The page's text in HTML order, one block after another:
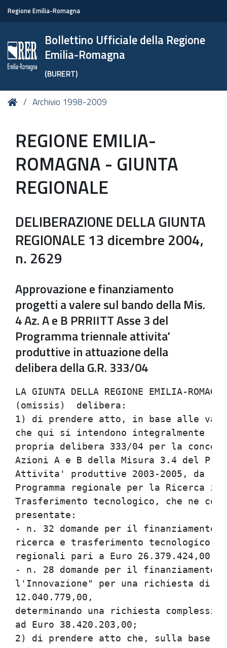
Regione Emilia-Romagna
Bollettino Ufficiale della Regione
Emilia-Romagna
(BURERT)
Tu HomeArchivio 1998-2009
REGIONE EMILIA-
ROMAGNA - GIUNTA
REGIONALE
DELIBERAZIONE DELLA GIUNTA
REGIONALE 13 dicembre 2004,
n. 2629
Approvazione e finanziamento
progetti a valere sul bando della Mis.
4 Az. A e B PRRIITT Asse 3 del
Programma triennale attivita'
produttive in attuazione della
delibera della G.R. 333/04
LA GIUNTA DELLA REGIONE EMILIA-ROMAGNA                                          
(omissis)  delibera:                                                            
1) di prendere atto, in base alle valutazioni indicate in premessa,             
che qui si intendono integralmente riportate, che in attuazione della           
propria delibera 333/04 per la concessione delle agevolazioni delle             
Azioni A e B della Misura 3.4 del Programma triennale per le                    
Attivita' produttive 2003-2005, da realizzare nel quadro del                    
Programma regionale per la Ricerca industriale, l'Innovazione e il              
Trasferimento tecnologico, che ne costituisce l'Asse 3, sono state              
presentate:                                                                     
- n. 32 domande per il finanziamento di progetti di "Laboratorio di             
ricerca e trasferimento tecnologico", per una richiesta di contributi           
regionali pari a Euro 26.379.424,00;                                            
- n. 28 domande per il finanziamento di progetti di "Centro per                 
l'Innovazione" per una richiesta di contributi regionali pari a Euro            
12.040.779,00,                                                                  
determinando una richiesta complessiva di contributi regionali pari             
ad Euro 38.420.203,00;                                                          
2) di prendere atto che, sulla base della documentazione trasmessa              
dal Comitato degli Esperti in merito alla valutazione effettuata,               
delle istruttorie svolte dagli uffici regionali, dei protocolli con             
le Province di Ferrara, Ravenna e Reggio Emilia per realizzare i 3              
progetti di "Laboratorio" e i 2 progetti di "Centro" indicati in                
premessa con finanziamenti Obiettivo 2, risultano ammissibili a                 
finanziamento:                                                                  
- n. 21 progetti di "Laboratorio di ricerca e trasferimento                     
tecnologico" a valere sull'Azione A, per un importo finanziabile pari           
a Euro 15.470.567,20;                                                           
- n. 20 progetti di "Centro per l'Innovazione" a valere sull'Azione             
B, per un importo finanziabile pari a Euro 7.156.533,00,                        
per un totale complessivo pari a Euro 22.627.100,20, cosi' come                 
indicato, secondo le specifiche indicate in premessa, nell'Allegato             
1, parte integrante del presente partito deliberativo che                       
contestualmente si approva;                                                     
3) di prendere inoltre atto che n. 8 domande di "Laboratorio di                 
ricerca e trasferimento tecnologico" e 6 domande di "Centro per                 
l'Innovazione" non risultano ammissibili al cofinanziamento regionale           
cosi' come indicato nell'elenco Allegato 2 alla presente                        
deliberazione quale sua parte integrante e sostanziale;                         
4) di dare atto che i soggetti ammessi al cofinanziamento regionale,            
qualora non gia' costituiti, sono tenuti entro il termine di 60                 
giorni a partire dalla data di comunicazione dell'approvazione del              
progetto da parte della Regione a costituirsi nella forma del                   
Consorzio o della Societa' consortile o a formalizzare i propri                 
rapporti come associazione temporanea di scopo, come meglio                     
specificato in premessa;                                                        
5) di dare atto che la Regione, al fine di consolidare la rete                  
regionale della ricerca e del trasferimento tecnologico intende                 
promuovere condizioni che massimizzino la stabilita' organizzativa e            
la continuita' operativa dei raggruppamenti, anche attraverso il                
rafforzamento della compagine societaria e modifiche all'assetto                
giuridico e organizzativo previsto nelle proposte, nel rispetto degli           
obiettivi tecnico-scientifici indicati;                                         
6) di dare atto che ai fini della erogazione dei contributi, e'                 
necessaria la firma di una convenzione con ciascun raggruppamento che           
verra' a costituirsi in